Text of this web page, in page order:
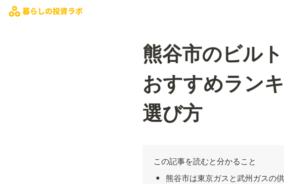
熊谷市のビル
おすすめラン
選び方
この記事を読むと分かること
熊谷市は東京ガスと武州ガスの